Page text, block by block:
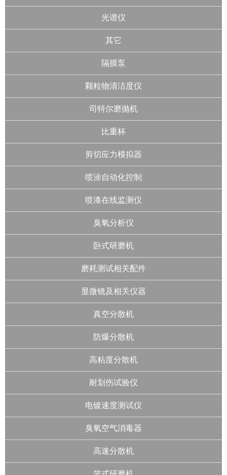
光谱仪
其它
隔膜泵
颗粒物清洁度仪
司特尔磨抛机
比重杯
剪切应力模拟器
喷涂自动化控制
喷漆在线监测仪
臭氧分析仪
卧式研磨机
磨耗测试相关配件
显微镜及相关仪器
真空分散机
防爆分散机
高粘度分散机
耐划伤试验仪
电镀速度测试仪
臭氧空气消毒器
高速分散机